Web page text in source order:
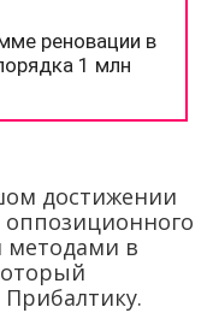
достижении
методами в